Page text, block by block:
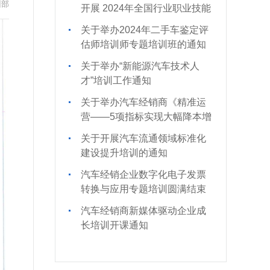
开展 2024年全国行业职业技能
竞赛的通知
关于举办2024年二手车鉴定评
估师培训师专题培训班的通知
关于举办“新能源汽车技术人
才”培训工作通知
关于举办汽车经销商《精准运
营——5项指标实现大幅降本增
效》培训的通知
关于开展汽车流通领域标准化
建设提升培训的通知
汽车经销企业数字化电子发票
转换与应用专题培训圆满结束
汽车经销商新媒体驱动企业成
长培训开课通知